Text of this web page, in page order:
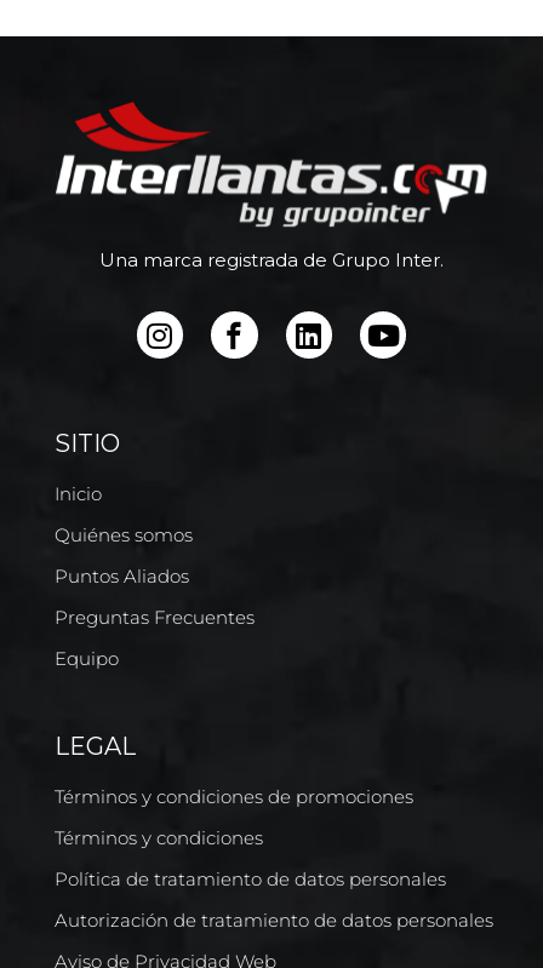
Una marca registrada de Grupo Inter.
SITIO
Inicio
Quiénes somos
Puntos Aliados
Preguntas Frecuentes
Equipo
LEGAL
Términos y condiciones de promociones
Términos y condiciones
Política de tratamiento de datos personales
Autorización de tratamiento de datos personales
Aviso de Privacidad Web